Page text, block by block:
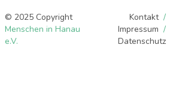
Kontakt
Impressum
Datenschutz
© 2025 Copyright
Menschen in Hanau
e.V.